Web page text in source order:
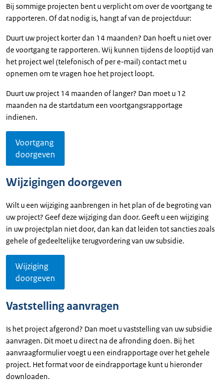
Bij sommige projecten bent u verplicht om over de voortgang te
rapporteren. Of dat nodig is, hangt af van de projectduur:
Duurt uw project korter dan 14 maanden? Dan hoeft u niet over
de voortgang te rapporteren. Wij kunnen tijdens de looptijd van
het project wel (telefonisch of per e-mail) contact met u
opnemen om te vragen hoe het project loopt.
Duurt uw project 14 maanden of langer? Dan moet u 12
maanden na de startdatum een voortgangsrapportage
indienen.
Voortgang
doorgeven
Wijzigingen doorgeven
Wilt u een wijziging aanbrengen in het plan of de begroting van
uw project? Geef deze wijziging dan door. Geeft u een wijziging
in uw projectplan niet door, dan kan dat leiden tot sancties zoals
gehele of gedeeltelijke terugvordering van uw subsidie.
Wijziging
doorgeven
Vaststelling aanvragen
Is het project afgerond? Dan moet u vaststelling van uw subsidie
aanvragen. Dit moet u direct na de afronding doen. Bij het
aanvraagformulier voegt u een eindrapportage over het gehele
project. Het format voor de eindrapportage kunt u hieronder
downloaden.